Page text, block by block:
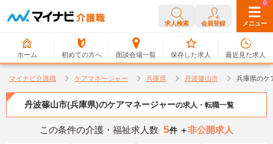
求人検索 会員登録 メニュー
ホーム 初めての方へ 面談会場一覧
0
保存した求人
0
最近見た求人
マイナビ介護職 ケアマネージャー 兵庫県 丹波篠山市 兵庫県のケ
丹波篠山市(兵庫県)のケアマネージャーの求人・転職一覧
この条件の介護・福祉求人数 5件 ＋非公開求人